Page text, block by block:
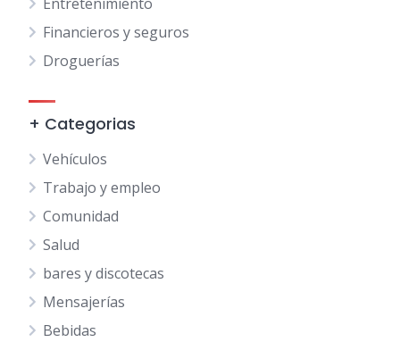
Financieros y seguros
Droguerías
+ Categorias
Vehículos
Trabajo y empleo
Comunidad
Salud
bares y discotecas
Mensajerías
Bebidas